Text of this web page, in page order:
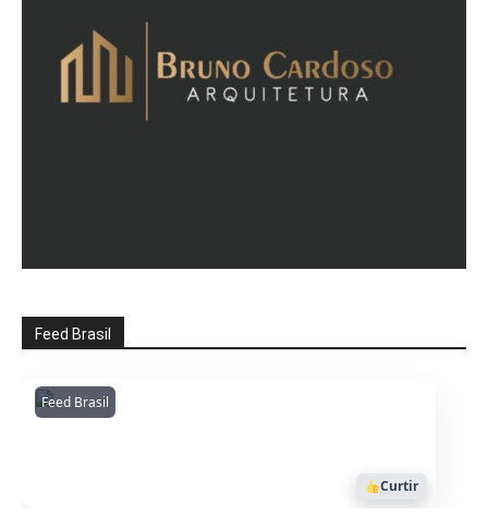
Feed Brasil
Feed BrasilAmazonianarede
1053
Curtir